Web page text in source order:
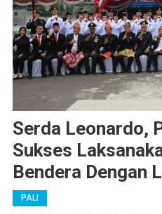
Serda Leonardo,
Sukses
Bendera Dengan
PALI